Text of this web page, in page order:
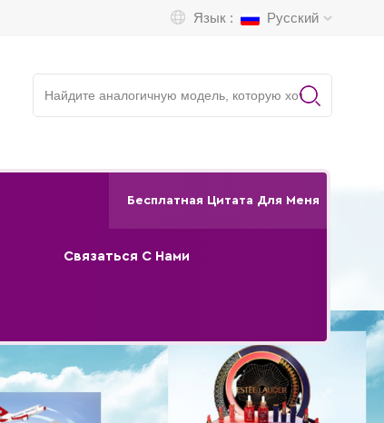
Язык : Русский
Бесплатная Цитата Для Меня
Связаться С Нами